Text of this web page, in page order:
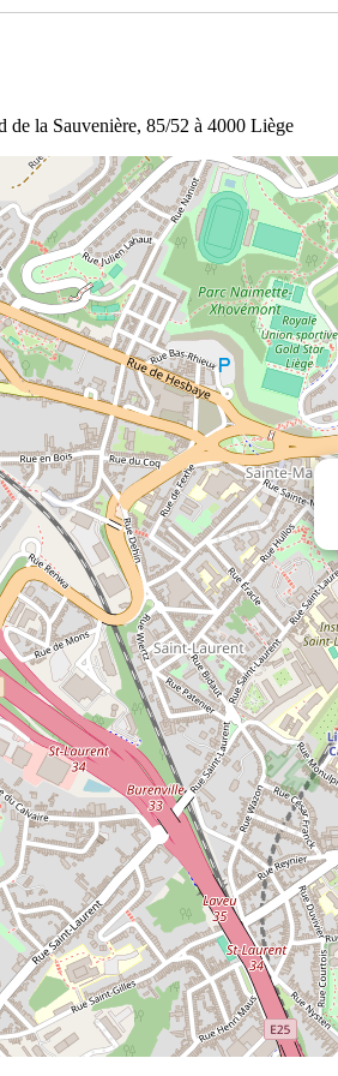
de la Sauvenière, 85/52 à 4000 Liège